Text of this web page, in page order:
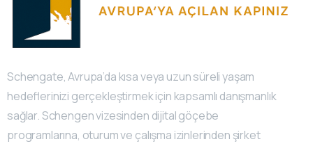
Schengate, Avrupa’da kısa veya uzun süreli yaşam
hedeflerinizi gerçekleştirmek için kapsamlı danışmanlık
sağlar. Schengen vizesinden dijital göçebe
programlarına, oturum ve çalışma izinlerinden şirket